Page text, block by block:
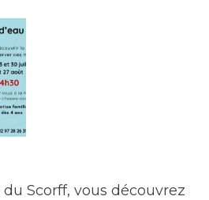
Scorff, vous découvrez